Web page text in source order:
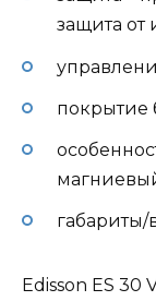
защита от
покрытие
габариты/
Edisson ES